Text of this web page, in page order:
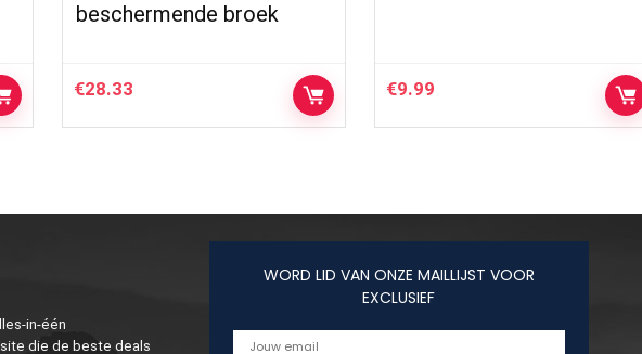
beschermende broek
€28.33 €9.99
in-één
die de beste deals
WORD LID VAN ONZE MAILLIJST VOOR
EXCLUSIEF